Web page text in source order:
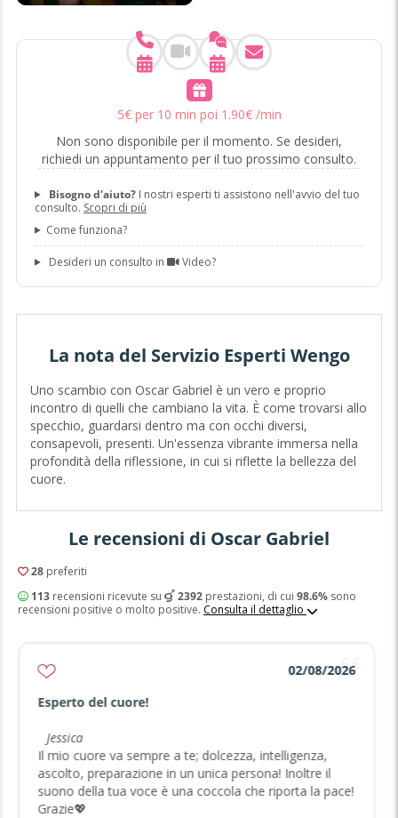
5€per 10 min poi 1 .90€/min
Non sono disponibile per il momento. Se desideri,
richiedi un appuntamento per il tuo prossimo consulto.
Bisogno d'aiuto?I nostri esperti ti assistono nell'avvio del tuo
consulto. Scopri di più
Come funziona?
Desideri un consulto in Video?
La nota del Servizio Esperti Wengo
Uno scambio con Oscar Gabriel è un vero e proprio
incontro di quelli che cambiano la vita. È come trovarsi allo
specchio, guardarsi dentro ma con occhi diversi,
consapevoli, presenti. Un'essenza vibrante immersa nella
profondità della riflessione, in cui si riflette la bellezza del
cuore.
Le recensioni di Oscar Gabriel
28preferiti
113recensioni ricevute su 2392prestazioni, di cui 98.6%sono
recensioni positive o molto positive. Consulta il dettaglio
Esperto del cuore!
02/08/2026
Jessica
Il mio cuore va sempre a te; dolcezza, intelligenza,
ascolto, preparazione in un unica persona! Inoltre il
suono della tua voce è una coccola che riporta la pace!
Grazie💖